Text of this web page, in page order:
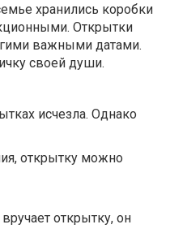
хранились коробки
Открытки
важными датами.
своей души.
исчезла. Однако
открытку можно
открытку, он